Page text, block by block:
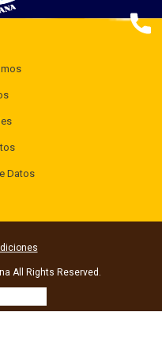
Datos
All Rights Reserved.